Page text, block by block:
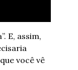
E, assim,
você vê